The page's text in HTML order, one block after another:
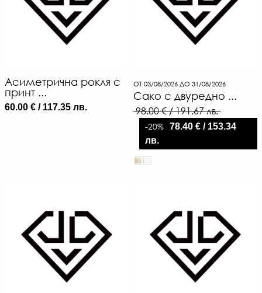
Асиметрична рокля с
принт ...
60.00 € / 117.35 лв.
ОТ 03/08/2026 ДО 31/08/2026
Сако с двуредно ...
98.00 € / 191.67 лв.
-20% 78.40 € / 153.34
лв.